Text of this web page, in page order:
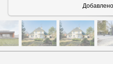
Добавлено